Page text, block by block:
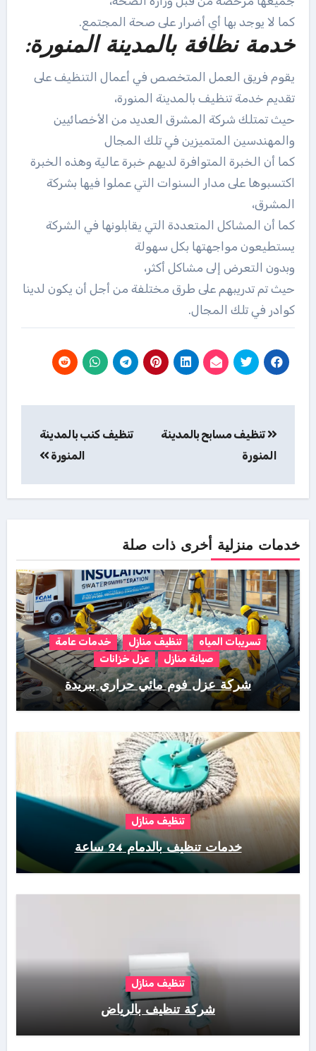
كما لا يوجد بها أي أضرار على صحة المجتمع.
خدمة نظافة بالمدينة المنورة:
يقوم فريق العمل المتخصص في أعمال التنظيف على
تقديم خدمة تنظيف بالمدينة المنورة،
حيث تمتلك شركة المشرق العديد من الأخصائيين
والمهندسين المتميزين في تلك المجال
كما أن الخبرة المتوافرة لديهم خبرة عالية وهذه الخبرة
اكتسبوها على مدار السنوات التي عملوا فيها بشركة
المشرق،
كما أن المشاكل المتعددة التي يقابلونها في الشركة
يستطيعون مواجهتها بكل سهولة
وبدون التعرض إلى مشاكل أكثر،
حيث تم تدريبهم على طرق مختلفة من أجل أن يكون لدينا
كوادر في تلك المجال.
المقالات
تنظيف مسابح بالمدينة
المنورة
تنظيف كنب بالمدينة
المنورة
خدمات منزلية أخرى ذات صلة
تسريبات المياه تنظيف منازل
خدمات عامة
صيانة منازل
عزل خزانات
شركة عزل فوم مائي حراري ببريدة
تنظيف منازل
خدمات تنظيف بالدمام 24 ساعة
تنظيف منازل
شركة تنظيف بالرياض